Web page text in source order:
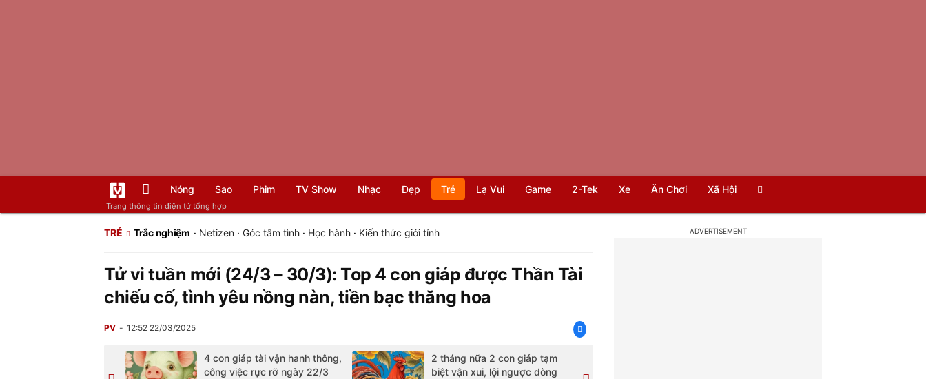
Trang thông tin điện tử tổng hợp
Nóng Sao Phim TV Show Nhạc Đẹp Trẻ Lạ Vui Game 2-Tek Xe Ăn Chơi Xã Hội
TRẺ Trắc nghiệm · Netizen· Góc tâm tình· Học hành· Kiến thức giới tính
Tử vi tuần mới (24/3 – 30/3): Top 4 con giáp được Thần Tài
chiếu cố, tình yêu nồng nàn, tiền bạc thăng hoa
PV 12:52 22/03/2025
4 con giáp tài vận hanh thông,
công việc rực rỡ ngày 22/3
2 tháng nữa 2 con giáp tạm
biệt vận xui, lội ngược dòng